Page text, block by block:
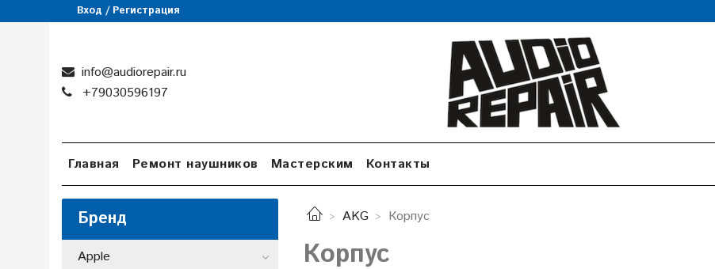
Вход / Регистрация
info@audiorepair.ru
+79030596197
Главная Ремонт наушников Мастерским Контакты
AKG Корпус
Корпус
Бренд
Apple